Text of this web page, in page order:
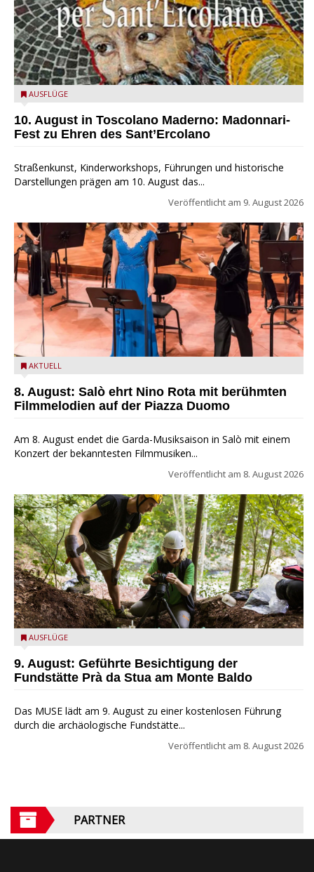
Toscolano Maderno: "Madonnari per Sant'Ercolano"
AUSFLÜGE
10. August in Toscolano Maderno: Madonnari-
Fest zu Ehren des Sant’Ercolano
Straßenkunst, Kinderworkshops, Führungen und historische
Darstellungen prägen am 10. August das...
Veröffentlicht am 9. August 2026
Estate Musicale del Garda: Salò ehrt Nino Rota
AKTUELL
8. August: Salò ehrt Nino Rota mit berühmten
Filmmelodien auf der Piazza Duomo
Am 8. August endet die Garda-Musiksaison in Salò mit einem
Konzert der bekanntesten Filmmusiken...
Veröffentlicht am 8. August 2026
die archäologische Fundstätte Riparo Prà da Stua am Monte
AUSFLÜGE
9. August: Geführte Besichtigung der
Fundstätte Prà da Stua am Monte Baldo
Das MUSE lädt am 9. August zu einer kostenlosen Führung
durch die archäologische Fundstätte...
Veröffentlicht am 8. August 2026
PARTNER